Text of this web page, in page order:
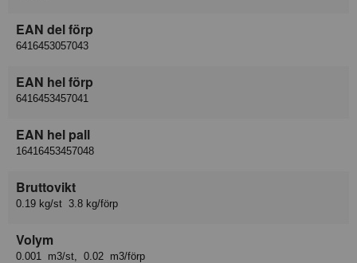
EAN del förp
6416453057043
EAN hel förp
6416453457041
EAN hel pall
16416453457048
Bruttovikt
0.19 kg/st 3.8 kg/förp
Volym
0.001 m3/st, 0.02 m3/förp